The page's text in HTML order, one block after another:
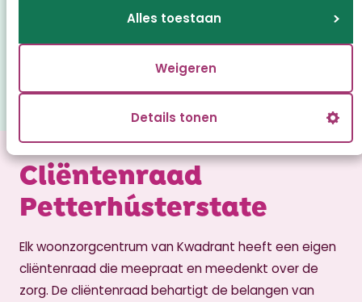
Alles toestaan
Weigeren
Details tonen
Cliëntenraad
Petterhústerstate
Elk woonzorgcentrum van Kwadrant heeft een eigen
cliëntenraad die meepraat en meedenkt over de
zorg. De cliëntenraad behartigt de belangen van